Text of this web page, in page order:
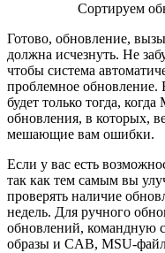
Сортируем
Готово, обновление,
должна исчезнуть. Не
чтобы система
проблемное
будет только тогда,
обновления, в которых,
мешающие вам ошибки.
Если у вас есть
так как тем самым вы
проверять наличие
недель. Для ручного
обновлений, командную
образы и CAB, MSU-